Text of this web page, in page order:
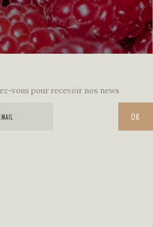
vous pour recevoir nos news